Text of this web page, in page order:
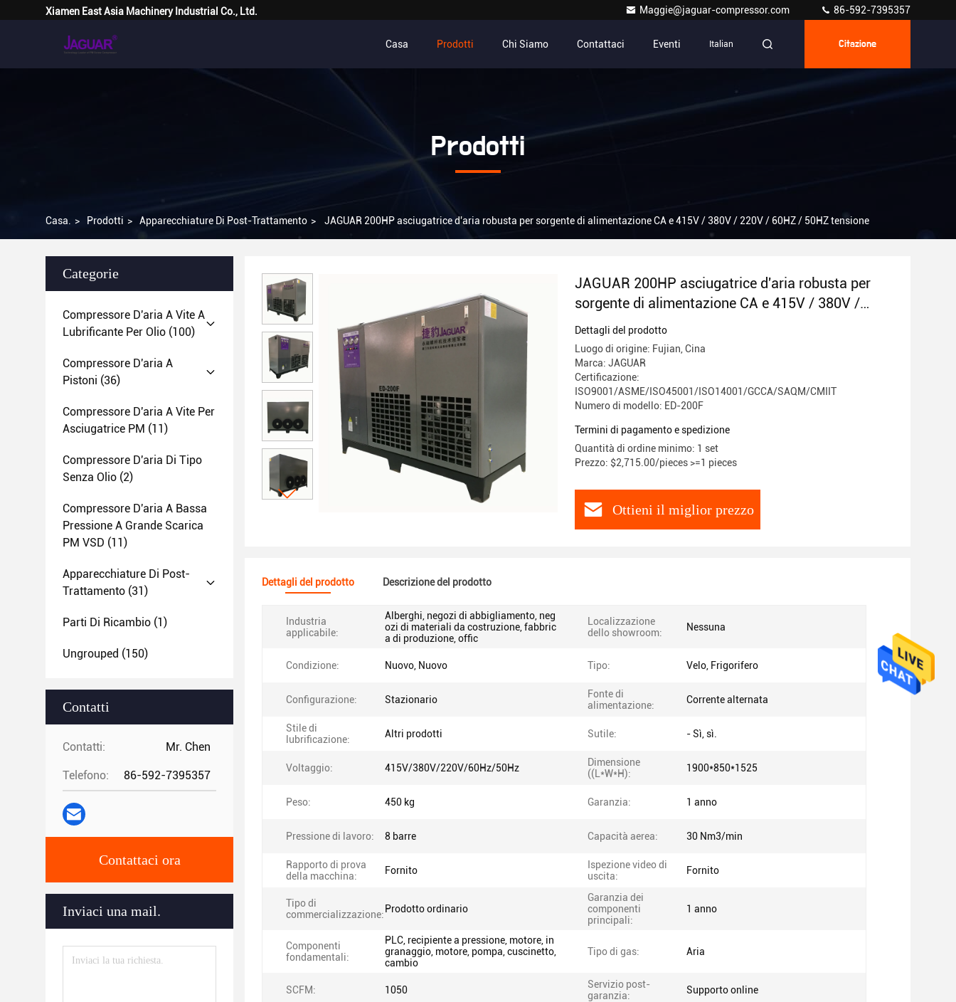
Xiamen East Asia Machinery Industrial Co., Ltd. Maggie@jaguar-compressor.com 86-592-7395357
Casa Prodotti Chi Siamo Contattaci Eventi Italian Citazione
Prodotti
Casa. > Prodotti > Apparecchiature Di Post-Trattamento > JAGUAR 200HP asciugatrice d'aria robusta per sorgente di alimentazione CA e 415V / 380V / 220V / 60HZ / 50HZ tensione
Categorie
Compressore D'aria A Vite A
Lubrificante Per Olio (100)
Compressore D'aria A
Pistoni (36)
Compressore D'aria A Vite Per
Asciugatrice PM (11)
Compressore D'aria Di Tipo
Senza Olio (2)
Compressore D'aria A Bassa
Pressione A Grande Scarica
PM VSD (11)
Apparecchiature Di Post-
Trattamento (31)
Parti Di Ricambio (1)
Ungrouped (150)
Contatti
Contatti: Mr. Chen
Telefono: 86-592-7395357
Contattaci ora
Inviaci una mail.
JAGUAR 200HP asciugatrice d'aria robusta per
sorgente di alimentazione CA e 415V / 380V /
220V / 60HZ / 50HZ tensione
Dettagli del prodotto
Luogo di origine: Fujian, Cina
Marca: JAGUAR
Certificazione:
ISO9001/ASME/ISO45001/ISO14001/GCCA/SAQM/CMIIT
Numero di modello: ED-200F
Termini di pagamento e spedizione
Quantità di ordine minimo: 1 set
Prezzo: $2,715.00/pieces >=1 pieces
Ottieni il miglior prezzo
Dettagli del prodotto Descrizione del prodotto
Industria
applicabile:
Alberghi, negozi di abbigliamento, neg
ozi di materiali da costruzione, fabbric
a di produzione, offic
Localizzazione
dello showroom:
Nessuna
Condizione: Nuovo, Nuovo Tipo: Velo, Frigorifero
Configurazione: Stazionario
Fonte di
alimentazione:
Corrente alternata
Stile di
lubrificazione:
Altri prodotti Sutile: - Sì, sì.
Voltaggio: 415V/380V/220V/60Hz/50Hz
Dimensione
((L*W*H):
1900*850*1525
Peso: 450 kg Garanzia: 1 anno
Pressione di lavoro: 8 barre Capacità aerea: 30 Nm3/min
Rapporto di prova
della macchina:
Fornito
Ispezione video di
uscita:
Fornito
Tipo di
commercializzazione: Prodotto ordinario
Garanzia dei
componenti
principali:
1 anno
Componenti
fondamentali:
PLC, recipiente a pressione, motore, in
granaggio, motore, pompa, cuscinetto,
cambio
Tipo di gas: Aria
SCFM: 1050
Servizio post-
garanzia:
Supporto online